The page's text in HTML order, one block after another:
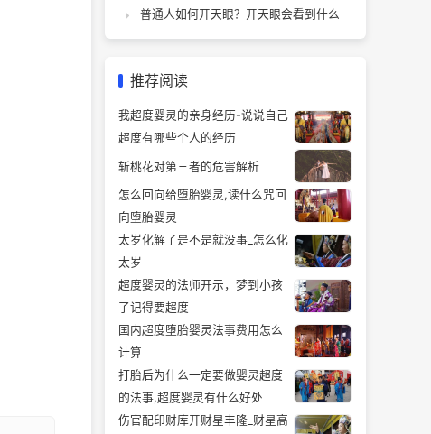
普通人如何开天眼？开天眼会看到什么
推荐阅读
我超度婴灵的亲身经历-说说自己
超度有哪些个人的经历
斩桃花对第三者的危害解析
怎么回向给堕胎婴灵,读什么咒回
向堕胎婴灵
太岁化解了是不是就没事_怎么化
太岁
超度婴灵的法师开示，梦到小孩
了记得要超度
国内超度堕胎婴灵法事费用怎么
计算
打胎后为什么一定要做婴灵超度
的法事,超度婴灵有什么好处
伤官配印财库开财星丰隆_财星高